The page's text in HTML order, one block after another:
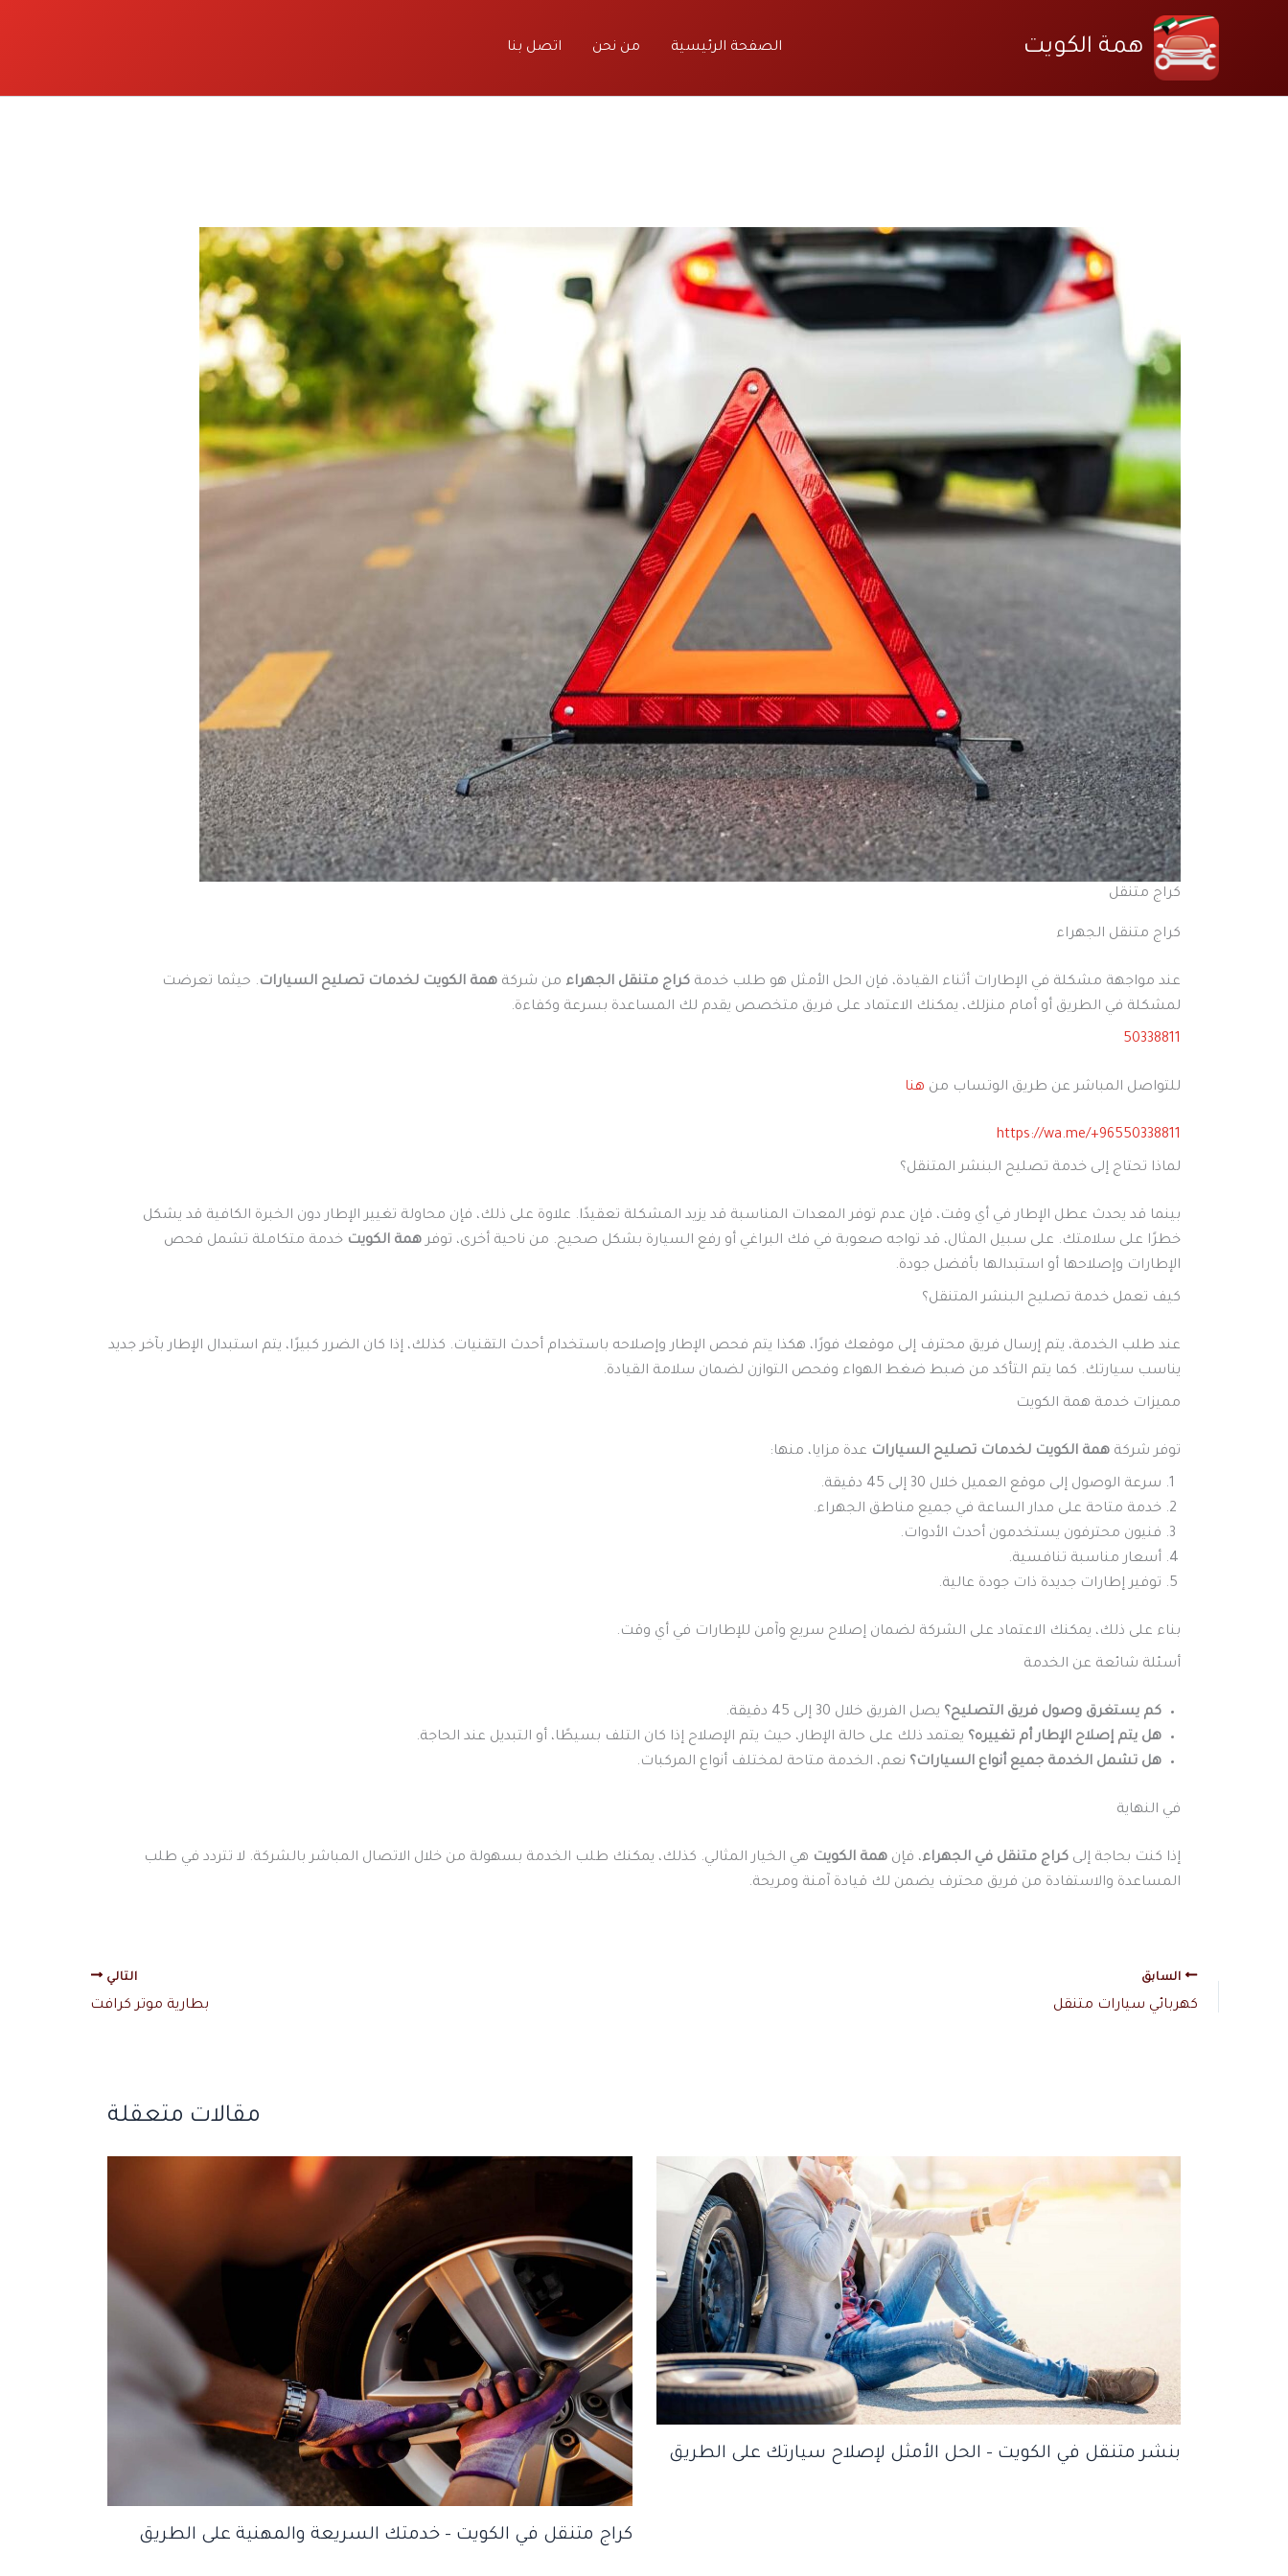
همة الكويت الصفحة الرئيسية من نحن اتصل بنا
كراج متنقل
كراج متنقل الجهراء
عند مواجهة مشكلة في الإطارات أثناء القيادة، فإن الحل الأمثل هو طلب خدمة كراج متنقل الجهراء من شركة همة الكويت لخدمات تصليح السيارات. حيثما تعرضت
لمشكلة في الطريق أو أمام منزلك، يمكنك الاعتماد على فريق متخصص يقدم لك المساعدة بسرعة وكفاءة.
50338811
للتواصل المباشر عن طريق الوتساب من هنا
https://wa.me/+96550338811
لماذا تحتاج إلى خدمة تصليح البنشر المتنقل؟
بينما قد يحدث عطل الإطار في أي وقت، فإن عدم توفر المعدات المناسبة قد يزيد المشكلة تعقيدًا. علاوة على ذلك، فإن محاولة تغيير الإطار دون الخبرة الكافية قد يشكل
خطرًا على سلامتك. على سبيل المثال، قد تواجه صعوبة في فك البراغي أو رفع السيارة بشكل صحيح. من ناحية أخرى، توفر همة الكويت خدمة متكاملة تشمل فحص
الإطارات وإصلاحها أو استبدالها بأفضل جودة.
كيف تعمل خدمة تصليح البنشر المتنقل؟
عند طلب الخدمة، يتم إرسال فريق محترف إلى موقعك فورًا، هكذا يتم فحص الإطار وإصلاحه باستخدام أحدث التقنيات. كذلك، إذا كان الضرر كبيرًا، يتم استبدال الإطار بآخر جديد
يناسب سيارتك. كما يتم التأكد من ضبط ضغط الهواء وفحص التوازن لضمان سلامة القيادة.
مميزات خدمة همة الكويت
توفر شركة همة الكويت لخدمات تصليح السيارات عدة مزايا، منها:
سرعة الوصول إلى موقع العميل خلال 30 إلى 45 دقيقة.
خدمة متاحة على مدار الساعة في جميع مناطق الجهراء.
فنيون محترفون يستخدمون أحدث الأدوات.
أسعار مناسبة تنافسية.
توفير إطارات جديدة ذات جودة عالية.
بناء على ذلك، يمكنك الاعتماد على الشركة لضمان إصلاح سريع وآمن للإطارات في أي وقت.
أسئلة شائعة عن الخدمة
كم يستغرق وصول فريق التصليح؟ يصل الفريق خلال 30 إلى 45 دقيقة.
هل يتم إصلاح الإطار أم تغييره؟ يعتمد ذلك على حالة الإطار، حيث يتم الإصلاح إذا كان التلف بسيطًا، أو التبديل عند الحاجة.
هل تشمل الخدمة جميع أنواع السيارات؟ نعم، الخدمة متاحة لمختلف أنواع المركبات.
في النهاية
إذا كنت بحاجة إلى كراج متنقل في الجهراء، فإن همة الكويت هي الخيار المثالي. كذلك، يمكنك طلب الخدمة بسهولة من خلال الاتصال المباشر بالشركة. لا تتردد في طلب
المساعدة والاستفادة من فريق محترف يضمن لك قيادة آمنة ومريحة.
السابق
كهربائي سيارات متنقل
التالي
بطارية موتر كرافت
مقالات متعقلة
بنشر متنقل في الكويت – الحل الأمثل لإصلاح سيارتك على الطريق
كراج متنقل في الكويت – خدمتك السريعة والمهنية على الطريق